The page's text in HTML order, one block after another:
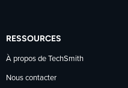
RESSOURCES
À propos de TechSmith
Nous contacter